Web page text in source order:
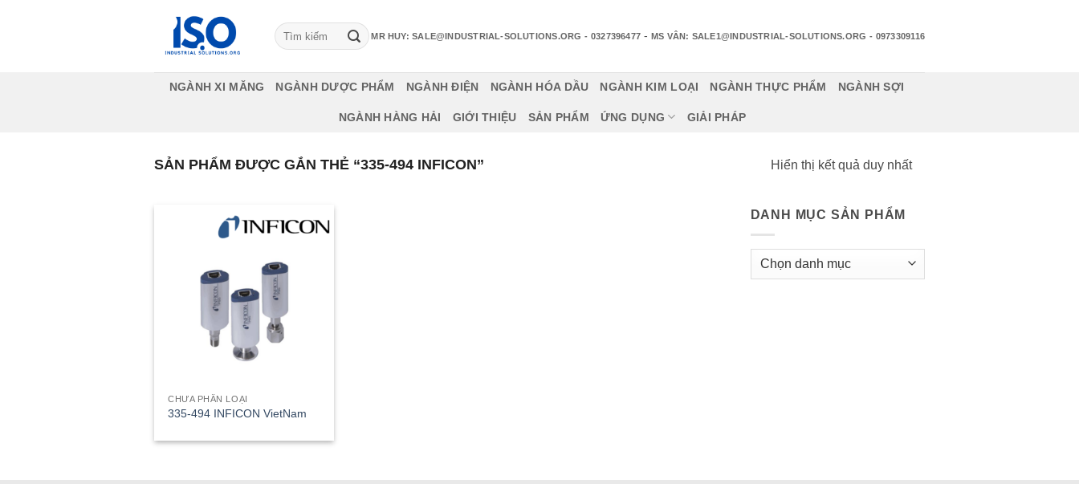
Tìm
kiếm:
MR HUY: SALE@INDUSTRIAL-SOLUTIONS.ORG - 0327396477 -MS VÂN: SALE1@INDUSTRIAL-SOLUTIONS.ORG - 0973309116
NGÀNH XI MĂNG NGÀNH DƯỢC PHẨM NGÀNH ĐIỆN NGÀNH HÓA DẦU NGÀNH KIM LOẠI NGÀNH THỰC PHẨM NGÀNH SỢI
NGÀNH HÀNG HẢI GIỚI THIỆU SẢN PHẨM ỨNG DỤNG GIẢI PHÁP
SẢN PHẨM ĐƯỢC GẮN THẺ “335-494 INFICON” Hiển thị kết quả duy nhất
CHƯA PHÂN LOẠI
335-494 INFICON VietNam
DANH MỤC SẢN PHẨM